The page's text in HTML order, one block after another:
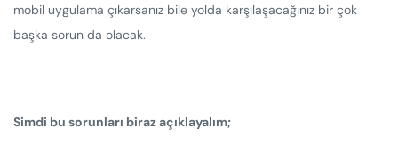
mobil uygulama çıkarsanız bile yolda karşılaşacağınız bir çok
başka sorun da olacak.
Simdi bu sorunları biraz açıklayalım;